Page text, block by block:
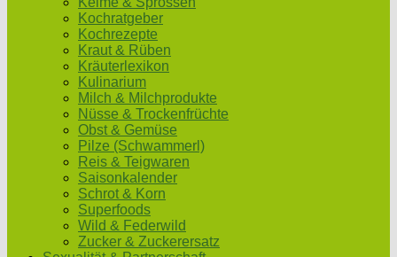
Kochratgeber
Kochrezepte
Kraut & Rüben
Kräuterlexikon
Kulinarium
Milch & Milchprodukte
Nüsse & Trockenfrüchte
Obst & Gemüse
Pilze (Schwammerl)
Reis & Teigwaren
Saisonkalender
Schrot & Korn
Superfoods
Wild & Federwild
Zucker & Zuckerersatz